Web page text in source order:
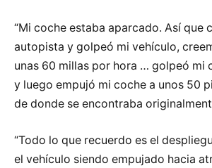
“Mi coche estaba aparcado. Así que
autopista y golpeó mi vehículo,
unas 60 millas por hora … golpeó mi
y luego empujó mi coche a unos 50
de donde se encontraba
“Todo lo que recuerdo es el
el vehículo siendo empujado hacia